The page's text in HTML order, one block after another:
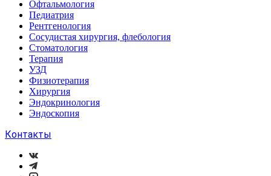
Офтальмология
Педиатрия
Рентгенология
Сосудистая хирургия, флебология
Стоматология
Терапия
УЗД
Физиотерапия
Хирургия
Эндокринология
Эндоскопия
Контакты